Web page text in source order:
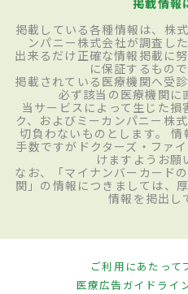
掲載している各種情報は、株
ンパニー株式会社が調査し
出来るだけ正確な情報掲載に
に保証するもの
掲載されている医療機関へ受
必ず該当の医療機関に
当サービスによって生じた損
ク、およびミーカンパニー株
切負わないものとします。
手数ですがドクターズ・ファ
けますようお願
なお、「マイナンバーカード
関」の情報につきましては、
情報を掲出し
ご利用にあたって
医療広告ガイドライ